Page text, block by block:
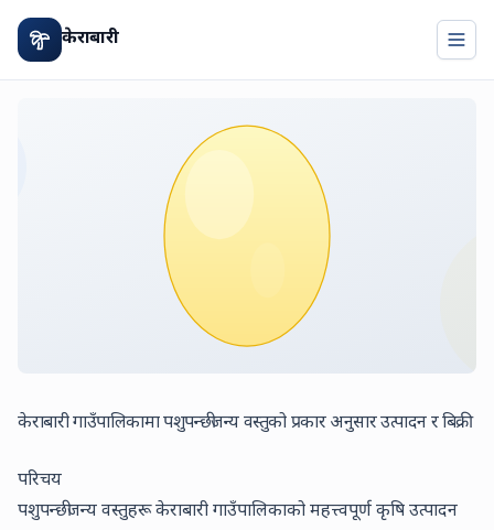
केराबारी
केराबारी गाउँपालिकामा पशुपन्छीजन्य वस्तुको प्रकार अनुसार उत्पादन र बिक्री
परिचय
पशुपन्छीजन्य वस्तुहरू केराबारी गाउँपालिकाको महत्त्वपूर्ण कृषि उत्पादन